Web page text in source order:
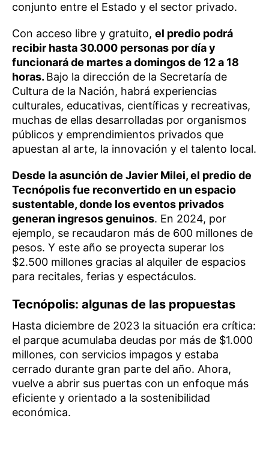
conjunto entre el Estado y el sector privado.
Con acceso libre y gratuito, el predio podrá
recibir hasta 30.000 personas por día y
funcionará de martes a domingos de 12 a 18
horas. Bajo la dirección de la Secretaría de
Cultura de la Nación, habrá experiencias
culturales, educativas, científicas y recreativas,
muchas de ellas desarrolladas por organismos
públicos y emprendimientos privados que
apuestan al arte, la innovación y el talento local.
Desde la asunción de Javier Milei, el predio de
Tecnópolis fue reconvertido en un espacio
sustentable, donde los eventos privados
generan ingresos genuinos. En 2024, por
ejemplo, se recaudaron más de 600 millones de
pesos. Y este año se proyecta superar los
$2.500 millones gracias al alquiler de espacios
para recitales, ferias y espectáculos.
Tecnópolis: algunas de las propuestas
Hasta diciembre de 2023 la situación era crítica:
el parque acumulaba deudas por más de $1.000
millones, con servicios impagos y estaba
cerrado durante gran parte del año. Ahora,
vuelve a abrir sus puertas con un enfoque más
eficiente y orientado a la sostenibilidad
económica.